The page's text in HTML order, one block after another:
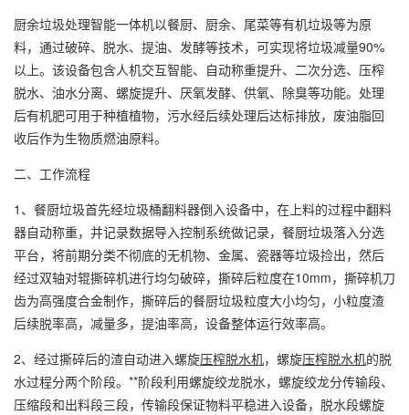
厨余垃圾处理智能一体机以餐厨、厨余、尾菜等有机垃圾等为原
料，通过破碎、脱水、提油、发酵等技术，可实现将垃圾减量90%
以上。该设备包含人机交互智能、自动称重提升、二次分选、压榨
脱水、油水分离、螺旋提升、厌氧发酵、供氧、除臭等功能。处理
后有机肥可用于种植植物，污水经后续处理后达标排放，废油脂回
收后作为生物质燃油原料。
二、工作流程
1、餐厨垃圾首先经垃圾桶翻料器倒入设备中，在上料的过程中翻料
器自动称重，并记录数据导入控制系统做记录，餐厨垃圾落入分选
平台，将前期分类不彻底的无机物、金属、瓷器等垃圾捡出，然后
经过双轴对辊撕碎机进行均匀破碎，撕碎后粒度在10mm，撕碎机刀
齿为高强度合金制作，撕碎后的餐厨垃圾粒度大小均匀，小粒度渣
后续脱率高，减量多，提油率高，设备整体运行效率高。
2、经过撕碎后的渣自动进入螺旋压榨脱水机，螺旋压榨脱水机的脱
水过程分两个阶段。**阶段利用螺旋绞龙脱水，螺旋绞龙分传输段、
压缩段和出料段三段，传输段保证物料平稳进入设备，脱水段螺旋